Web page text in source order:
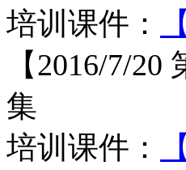
培训课件：
【2016/7/
集
培训课件：